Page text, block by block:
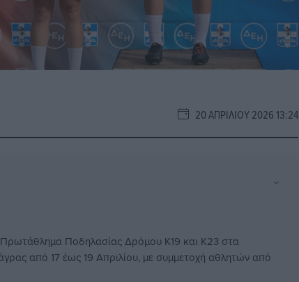
20 ΑΠΡΙΛΊΟΥ 2026 13:24
⌄
Πρωτάθλημα Ποδηλασίας Δρόμου Κ19 και Κ23 στα
από 17 έως 19 Απριλίου, με συμμετοχή αθλητών από